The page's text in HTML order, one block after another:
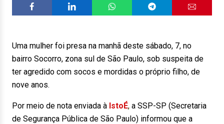
Uma mulher foi presa na manhã deste sábado, 7, no
bairro Socorro, zona sul de São Paulo, sob suspeita de
ter agredido com socos e mordidas o próprio filho, de
nove anos.
Por meio de nota enviada à IstoÉ, a SSP-SP (Secretaria
de Segurança Pública de São Paulo) informou que a